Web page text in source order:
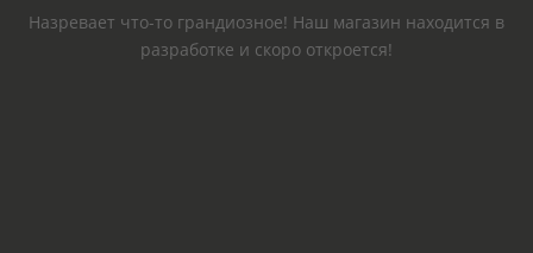
Назревает что-то грандиозное! Наш магазин находится в
разработке и скоро откроется!